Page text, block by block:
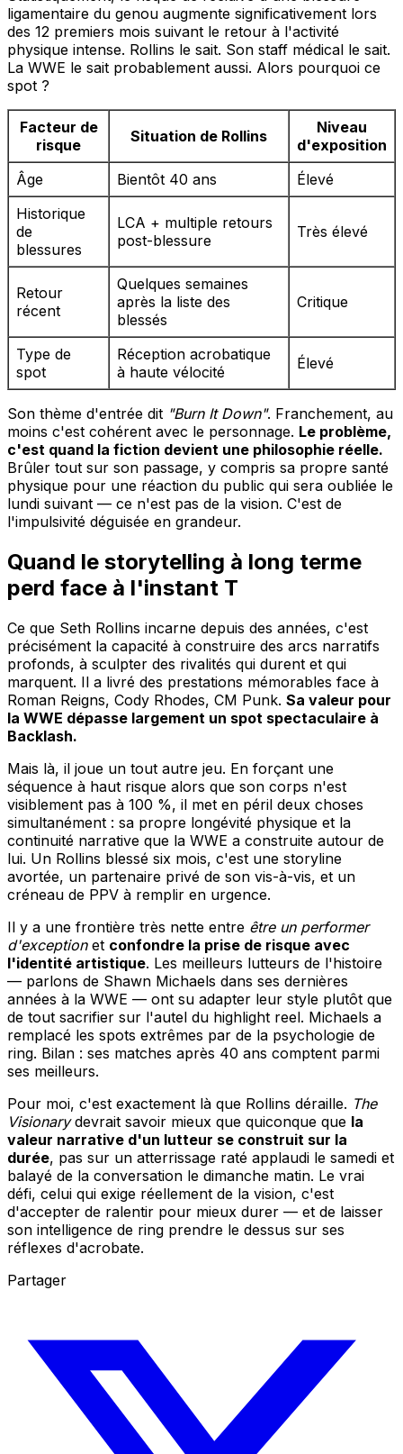
ligamentaire du genou augmente significativement lors
des 12 premiers mois suivant le retour à l'activité
physique intense. Rollins le sait. Son staff médical le sait.
La WWE le sait probablement aussi. Alors pourquoi ce
spot ?
Facteur de
risque
Situation de Rollins
Niveau
d'exposition
Âge
Bientôt 40 ans
Élevé
Historique
de
blessures
LCA + multiple retours
post-blessure
Très élevé
Retour
récent
Quelques semaines
après la liste des
blessés
Critique
Type de
spot
Réception acrobatique
à haute vélocité
Élevé
Son thème d'entrée dit "Burn It Down". Franchement, au
moins c'est cohérent avec le personnage. Le problème,
c'est quand la fiction devient une philosophie réelle.
Brûler tout sur son passage, y compris sa propre santé
physique pour une réaction du public qui sera oubliée le
lundi suivant — ce n'est pas de la vision. C'est de
l'impulsivité déguisée en grandeur.
Quand le storytelling à long terme
perd face à l'instant T
Ce que Seth Rollins incarne depuis des années, c'est
précisément la capacité à construire des arcs narratifs
profonds, à sculpter des rivalités qui durent et qui
marquent. Il a livré des prestations mémorables face à
Roman Reigns, Cody Rhodes, CM Punk. Sa valeur pour
la WWE dépasse largement un spot spectaculaire à
Backlash.
Mais là, il joue un tout autre jeu. En forçant une
séquence à haut risque alors que son corps n'est
visiblement pas à 100 %, il met en péril deux choses
simultanément : sa propre longévité physique et la
continuité narrative que la WWE a construite autour de
lui. Un Rollins blessé six mois, c'est une storyline
avortée, un partenaire privé de son vis-à-vis, et un
créneau de PPV à remplir en urgence.
Il y a une frontière très nette entre être un performer
d'exceptionet confondre la prise de risque avec
l'identité artistique. Les meilleurs lutteurs de l'histoire
— parlons de Shawn Michaels dans ses dernières
années à la WWE — ont su adapter leur style plutôt que
de tout sacrifier sur l'autel du highlight reel. Michaels a
remplacé les spots extrêmes par de la psychologie de
ring. Bilan : ses matches après 40 ans comptent parmi
ses meilleurs.
Pour moi, c'est exactement là que Rollins déraille. The
Visionarydevrait savoir mieux que quiconque que la
valeur narrative d'un lutteur se construit sur la
durée, pas sur un atterrissage raté applaudi le samedi et
balayé de la conversation le dimanche matin. Le vrai
défi, celui qui exige réellement de la vision, c'est
d'accepter de ralentir pour mieux durer — et de laisser
son intelligence de ring prendre le dessus sur ses
réflexes d'acrobate.
Partager